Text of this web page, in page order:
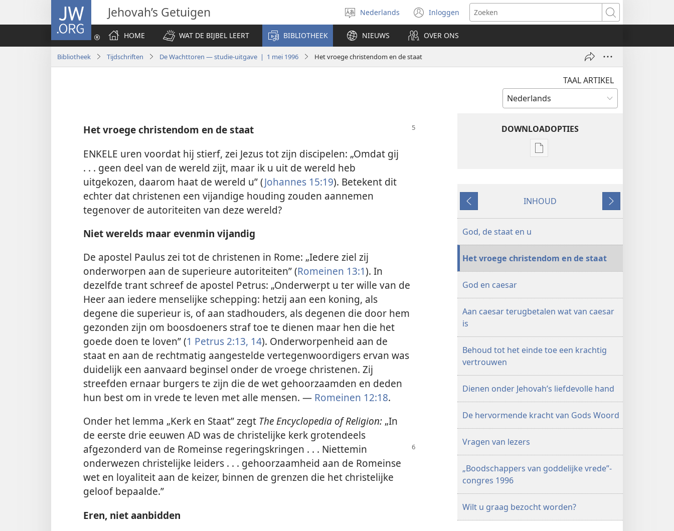
JW.ORG Jehovah’s Getuigen
Taal
selecteren
Nederlands Inloggen
(opent
nieuw
venster)
Zoeken
HOME
WAT DE BIJBEL LEERT BIBLIOTHEEK NIEUWS OVER ONS
Bibliotheek Tijdschriften De Wachttoren — studie-uitgave | 1 mei 1996 Het vroege christendom en de staat
TAAL ARTIKEL
Het vroege christendom en de staat
ENKELE uren voordat hij stierf, zei Jezus tot zijn discipelen: „Omdat gij
. . . geen deel van de wereld zijt, maar ik u uit de wereld heb
uitgekozen, daarom haat de wereld u” (Johannes 15:19). Betekent dit
echter dat christenen een vijandige houding zouden aannemen
tegenover de autoriteiten van deze wereld?
Niet werelds maar evenmin vijandig
De apostel Paulus zei tot de christenen in Rome: „Iedere ziel zij
onderworpen aan de superieure autoriteiten” (Romeinen 13:1). In
dezelfde trant schreef de apostel Petrus: „Onderwerpt u ter wille van de
Heer aan iedere menselijke schepping: hetzij aan een koning, als
degene die superieur is, of aan stadhouders, als degenen die door hem
gezonden zijn om boosdoeners straf toe te dienen maar hen die het
goede doen te loven” (1 Petrus 2:13, 14). Onderworpenheid aan de
staat en aan de rechtmatig aangestelde vertegenwoordigers ervan was
duidelijk een aanvaard beginsel onder de vroege christenen. Zij
streefden ernaar burgers te zijn die de wet gehoorzaamden en deden
hun best om in vrede te leven met alle mensen. — Romeinen 12:18.
Onder het lemma „Kerk en Staat” zegt The Encyclopedia of Religion: „In
de eerste drie eeuwen AD was de christelijke kerk grotendeels
afgezonderd van de Romeinse regeringskringen . . . Niettemin
onderwezen christelijke leiders . . . gehoorzaamheid aan de Romeinse
wet en loyaliteit aan de keizer, binnen de grenzen die het christelijke
geloof bepaalde.”
Eren, niet aanbidden
DOWNLOADOPTIES
Downloadopties
—
Vorige
INHOUD
Volgende
God, de staat en u
Het vroege christendom en de staat
God en caesar
Aan caesar terugbetalen wat van caesar
is
Behoud tot het einde toe een krachtig
vertrouwen
Dienen onder Jehovah’s liefdevolle hand
De hervormende kracht van Gods Woord
Vragen van lezers
„Boodschappers van goddelijke vrede”-
congres 1996
Wilt u graag bezocht worden?